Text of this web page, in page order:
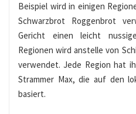
Beispiel wird in einigen
Schwarzbrot Roggenbrot
Gericht einen leicht
Regionen wird anstelle von
verwendet. Jede Region hat
Strammer Max, die auf den
basiert.